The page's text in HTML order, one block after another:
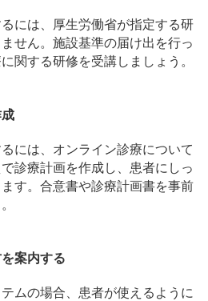
には、厚生労働省が指定する研
せん。施設基準の届け出を行っ
関する研修を受講しましょう。
には、オンライン診療について
診療計画を作成し、患者にしっ
す。合意書や診療計画書を事前
案内する
ムの場合、患者が使えるように